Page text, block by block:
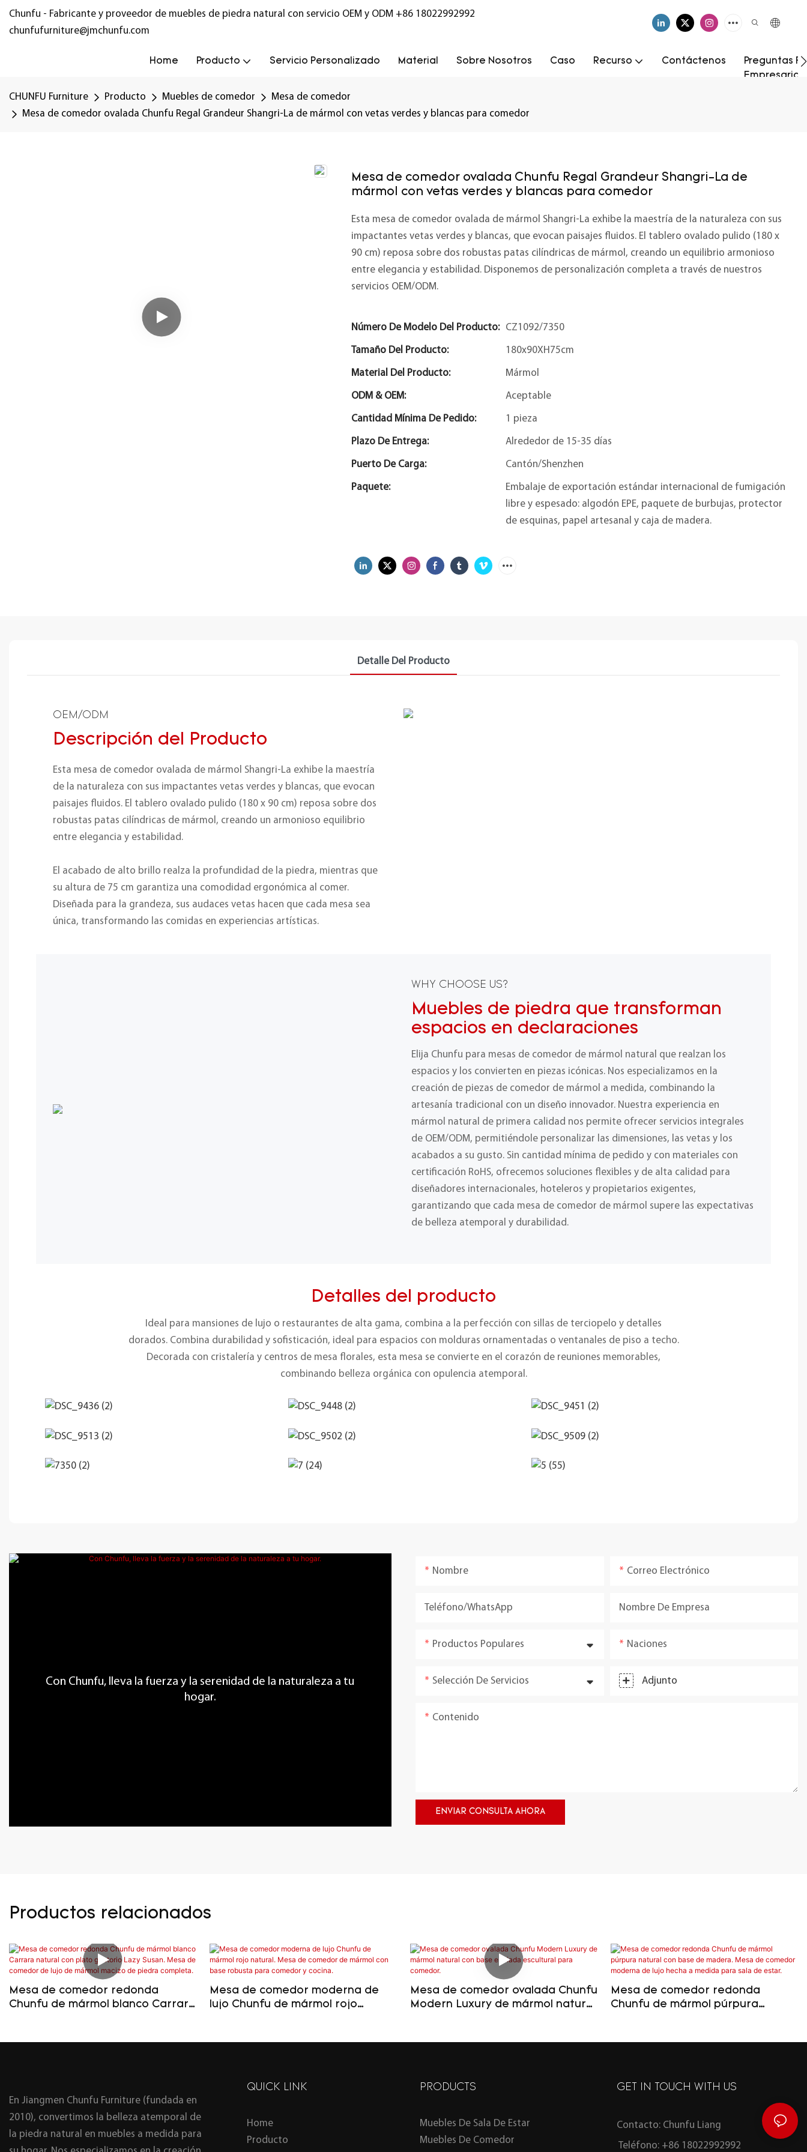
Chunfu - Fabricante y proveedor de muebles de piedra natural con servicio OEM y ODM +86 18022992992
chunfufurniture@jmchunfu.com
Home Producto Servicio Personalizado Material Sobre Nosotros Caso Recurso Contáctenos
Preguntas
CHUNFU Furniture Producto Muebles de comedor
Mesa de comedor
Mesa de comedor ovalada Chunfu Regal Grandeur Shangri-La de mármol con vetas verdes y blancas para comedor
Mesa de comedor ovalada Chunfu Regal Grandeur Shangri-La de
mármol con vetas verdes y blancas para comedor
Esta mesa de comedor ovalada de mármol Shangri-La exhibe la maestría de la naturaleza con sus
impactantes vetas verdes y blancas, que evocan paisajes fluidos. El tablero ovalado pulido (180 x
90 cm) reposa sobre dos robustas patas cilíndricas de mármol, creando un equilibrio armonioso
entre elegancia y estabilidad. Disponemos de personalización completa a través de nuestros
servicios OEM/ODM.
Número De Modelo Del Producto: CZ1092/7350
Tamaño Del Producto: 180x90XH75cm
Material Del Producto: Mármol
ODM & OEM: Aceptable
Cantidad Mínima De Pedido: 1 pieza
Plazo De Entrega: Alrededor de 15-35 días
Puerto De Carga: Cantón/Shenzhen
Paquete:
Embalaje de exportación estándar internacional de fumigación
libre y espesado: algodón EPE, paquete de burbujas, protector
de esquinas, papel artesanal y caja de madera.
Detalle Del Producto
OEM/ODM
Descripción del Producto
Esta mesa de comedor ovalada de mármol Shangri-La exhibe la maestría
de la naturaleza con sus impactantes vetas verdes y blancas, que evocan
paisajes fluidos. El tablero ovalado pulido (180 x 90 cm) reposa sobre dos
robustas patas cilíndricas de mármol, creando un armonioso equilibrio
entre elegancia y estabilidad.
El acabado de alto brillo realza la profundidad de la piedra, mientras que
su altura de 75 cm garantiza una comodidad ergonómica al comer.
Diseñada para la grandeza, sus audaces vetas hacen que cada mesa sea
única, transformando las comidas en experiencias artísticas.
WHY CHOOSE US?
Muebles de piedra que transforman
espacios en declaraciones
Elija Chunfu para mesas de comedor de mármol natural que realzan los
espacios y los convierten en piezas icónicas. Nos especializamos en la
creación de piezas de comedor de mármol a medida, combinando la
artesanía tradicional con un diseño innovador. Nuestra experiencia en
mármol natural de primera calidad nos permite ofrecer servicios integrales
de OEM/ODM, permitiéndole personalizar las dimensiones, las vetas y los
acabados a su gusto. Sin cantidad mínima de pedido y con materiales con
certificación RoHS, ofrecemos soluciones flexibles y de alta calidad para
diseñadores internacionales, hoteleros y propietarios exigentes,
garantizando que cada mesa de comedor de mármol supere las expectativas
de belleza atemporal y durabilidad.
Detalles del producto
Ideal para mansiones de lujo o restaurantes de alta gama, combina a la perfección con sillas de terciopelo y detalles
dorados. Combina durabilidad y sofisticación, ideal para espacios con molduras ornamentadas o ventanales de piso a techo.
Decorada con cristalería y centros de mesa florales, esta mesa se convierte en el corazón de reuniones memorables,
combinando belleza orgánica con opulencia atemporal.
Con Chunfu, lleva la fuerza y ​​la serenidad de la naturaleza a tu
hogar.
Nombre Correo Electrónico
Teléfono/WhatsApp Nombre De Empresa
Productos Populares Naciones
Selección De Servicios Adjunto
Contenido
ENVIAR CONSULTA AHORA
Productos relacionados
Mesa de comedor redonda
Chunfu de mármol blanco Carrara
Mesa de comedor moderna de
lujo Chunfu de mármol rojo
Mesa de comedor ovalada Chunfu
Modern Luxury de mármol natural
Mesa de comedor redonda
Chunfu de mármol púrpura
En Jiangmen Chunfu Furniture (fundada en
2010), convertimos la belleza atemporal de
la piedra natural en muebles a medida para
QUICK LINK
Home
Producto
PRODUCTS
Muebles De Sala De Estar
Muebles De Comedor
GET IN TOUCH WITH US
Contacto: Chunfu Liang
Teléfono: +86 18022992992